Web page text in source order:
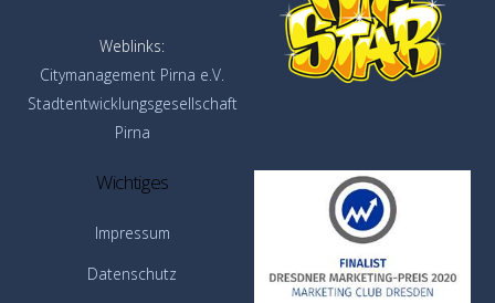
Weblinks:
Citymanagement Pirna e.V.
Stadtentwicklungsgesellschaft
Pirna
Wichtiges
Impressum
Datenschutz